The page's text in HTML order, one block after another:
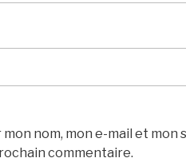
nom, mon e-mail et mon
commentaire.